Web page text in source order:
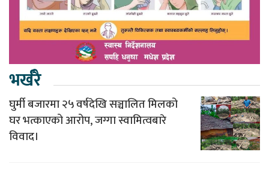
भर्खरै
घुर्मी बजारमा २५ वर्षदेखि सञ्चालित मिलको
घर भत्काएको आरोप, जग्गा स्वामित्वबारे
विवाद।